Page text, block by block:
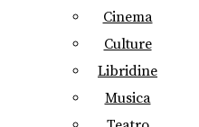
Cinema
Culture
Libridine
Musica